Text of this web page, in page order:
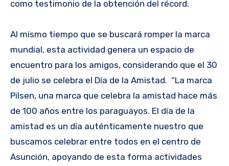
como testimonio de la obtención del récord.
Al mismo tiempo que se buscará romper la marca
mundial, esta actividad genera un espacio de
encuentro para los amigos, considerando que el 30
de julio se celebra el Día de la Amistad. “La marca
Pilsen, una marca que celebra la amistad hace más
de 100 años entre los paraguayos. El día de la
amistad es un día auténticamente nuestro que
buscamos celebrar entre todos en el centro de
Asunción, apoyando de esta forma actividades